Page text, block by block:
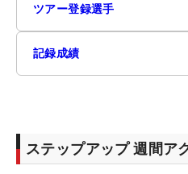
ツアー登録選手
記録成績
ステップアップ 週間ア